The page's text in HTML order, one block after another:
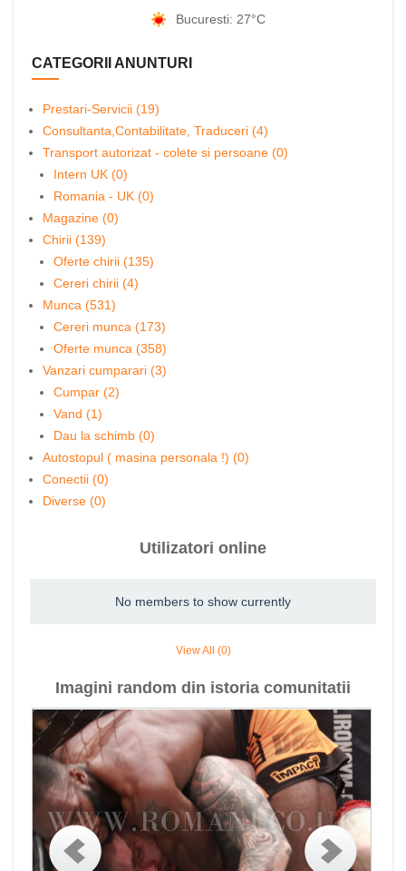
Bucuresti: 27°C
CATEGORII ANUNTURI
Prestari-Servicii (19)
Consultanta,Contabilitate, Traduceri (4)
Transport autorizat - colete si persoane (0)
Intern UK (0)
Romania - UK (0)
Magazine (0)
Chirii (139)
Oferte chirii (135)
Cereri chirii (4)
Munca (531)
Cereri munca (173)
Oferte munca (358)
Vanzari cumparari (3)
Cumpar (2)
Vand (1)
Dau la schimb (0)
Autostopul ( masina personala !) (0)
Conectii (0)
Diverse (0)
Utilizatori online
No members to show currently
View All (0)
Imagini random din istoria comunitatii